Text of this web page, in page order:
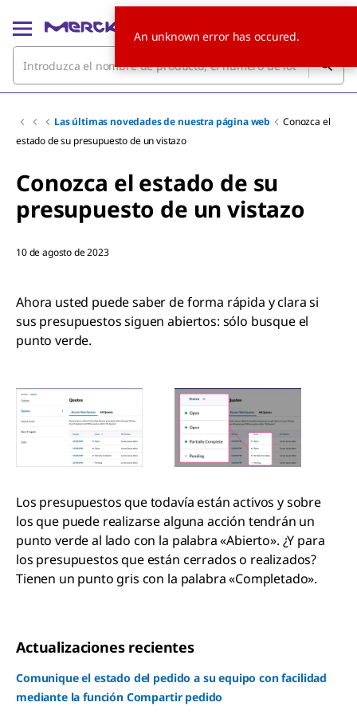
Las últimas novedades de nuestra página web
Conozca el
estado de su presupuesto de un vistazo
Conozca el estado de su
presupuesto de un vistazo
10 de agosto de 2023
Ahora usted puede saber de forma rápida y clara si
sus presupuestos siguen abiertos: sólo busque el
punto verde.
Los presupuestos que todavía están activos y sobre
los que puede realizarse alguna acción tendrán un
punto verde al lado con la palabra «Abierto». ¿Y para
los presupuestos que están cerrados o realizados?
Tienen un punto gris con la palabra «Completado».
Actualizaciones recientes
Comunique el estado del pedido a su equipo con facilidad
mediante la función Compartir pedido
An unknown error has occured.